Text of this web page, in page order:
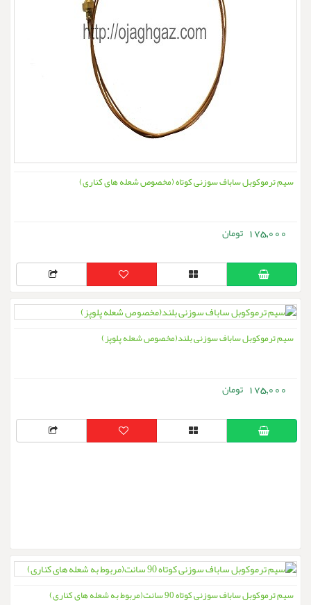
سیم ترموکوبل ساباف سوزنی کوتاه (مخصوص شعله های کناری)
175,000
سیم ترموکوبل ساباف سوزنی بلند(مخصوص شعله پلوپز)
175,000
سیم ترموکوبل ساباف سوزنی کوتاه 90 سانت(مربوط به شعله های کناری)